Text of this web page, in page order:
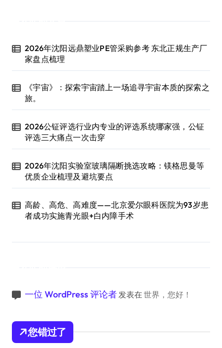
2026年沈阳远鼎塑业PE管采购参考 东北正规生产厂
家盘点梳理
《宇宙》：探索宇宙踏上一场追寻宇宙本质的探索之
旅。
2026公钲评选行业内专业的评选系统哪家强，公钲
评选三大痛点一次击穿
2026年沈阳实验室玻璃隔断挑选攻略：镁格思曼等
优质企业梳理及避坑要点
高龄、高危、高难度——北京爱尔眼科医院为93岁患
者成功实施青光眼+白内障手术
一位 WordPress 评论者 发表在 世界，您好！
您错过了